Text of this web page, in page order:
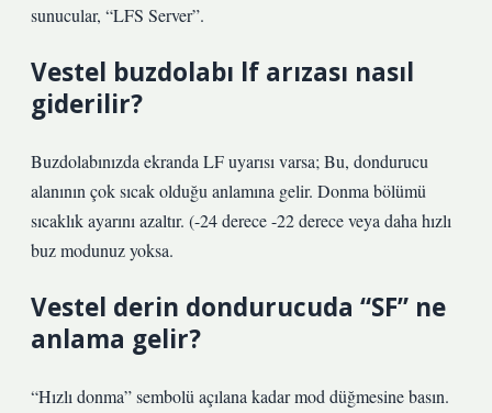
sunucular, “LFS Server”.
Vestel buzdolabı lf arızası nasıl
giderilir?
Buzdolabınızda ekranda LF uyarısı varsa; Bu, dondurucu
alanının çok sıcak olduğu anlamına gelir. Donma bölümü
sıcaklık ayarını azaltır. (-24 derece -22 derece veya daha hızlı
buz modunuz yoksa.
Vestel derin dondurucuda “SF” ne
anlama gelir?
“Hızlı donma” sembolü açılana kadar mod düğmesine basın.